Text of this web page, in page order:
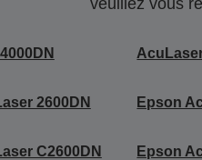
2600DN Epson
C2600DN
Epson